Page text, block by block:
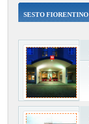
SESTO FIORENTINO